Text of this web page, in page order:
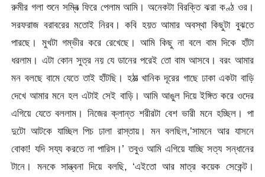
রুমীর গলা শুনে সম্বিত্‍ ফিরে পেলাম আমি। অনেকটা বিরক্তি ঝরা কণ্ঠ ওর।
সরফরাজ বরাবরের মতোই নিরব। কবি হয়ত আমার অবস্থা কিছুটা বুঝতে
পারছে। মুখটা গম্ভীর করে রেখেছে। আমি কিছু না বলে বাম দিকে হাঁটা
ধরলাম। এটা কোন সুত্র নয় যে ডানের পরেই তো বাম আসবে। বরং আমার
মন বলছে বামে যেতে তাই হাঁটছি। হঠাত্‍ খানিক দূরের গাছে ঢাকা একটা বাড়ি
দেখে আমার মনে হল এটাই সেই বাড়ি। আমি আঙুল দিয়ে ইঙ্গিত করে ওদের
এগিয়ে যেতে বললাম। নিজের ক্লান্ত শরীরটা বেশ ভারী মনে হচ্ছিল। পা
দুটো আটকে যাচ্ছিল পিচ ঢালা রাস্তায়। মন বলছিল,’সামনে আর যাসনে
বোকা! যদি সয্য করতে না পারিস।’ তবুও আমি এগিয়ে যাচ্ছি সত্য সন্ধানের
টানে। মনকে সান্ত্বনা দিয়ে বলছি, ‘এইতো আর মাত্র কয়েক সেকেন্ট।